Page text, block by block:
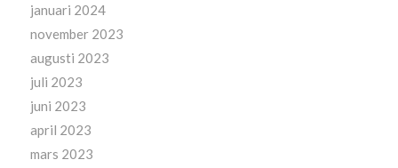
januari 2024
november 2023
augusti 2023
juli 2023
juni 2023
april 2023
mars 2023